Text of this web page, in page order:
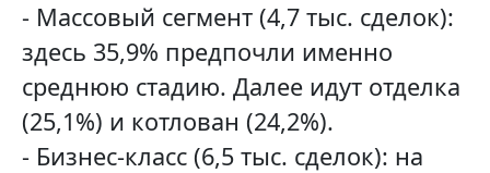
- Массовый сегмент (4,7 тыс. сделок):
здесь 35,9% предпочли именно
среднюю стадию. Далее идут отделка
(25,1%) и котлован (24,2%).
- Бизнес-класс (6,5 тыс. сделок): на